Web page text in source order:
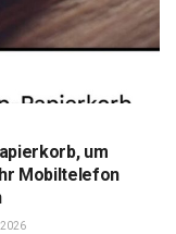
um
Mobiltelefon
2026